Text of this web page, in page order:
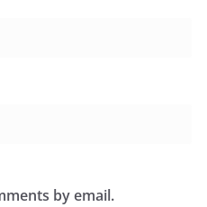
by email.